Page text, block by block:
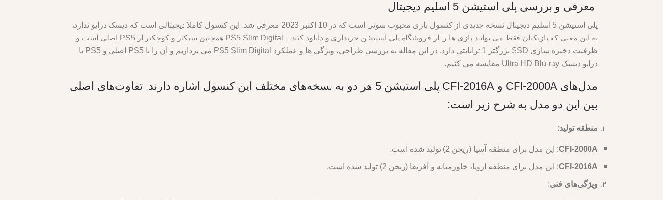
معرفی و بررسی پلی استیشن 5 اسلیم دیجیتال
پلی استیشن 5 اسلیم دیجیتال نسخه جدیدی از کنسول بازی محبوب سونی است که در 10 اکتبر 2023 معرفی شد. این کنسول کاملا دیجیتالی است که دیسک درایو ندارد،
به این معنی که بازیکنان فقط می توانند بازی ها را از فروشگاه پلی استیشن خریداری و دانلود کنند. . PS5 Slim Digital همچنین سبکتر و کوچکتر از PS5 اصلی است و
ظرفیت ذخیره سازی SSD بزرگتر 1 ترابایتی دارد. در این مقاله به بررسی طراحی، ویژگی ها و عملکرد PS5 Slim Digital می پردازیم و آن را با PS5 اصلی و PS5 با
درایو دیسک Ultra HD Blu-ray مقایسه می کنیم.
مدل‌های CFI-2000A و CFI-2016A پلی استیشن 5 هر دو به نسخه‌های مختلف این کنسول اشاره دارند. تفاوت‌های اصلی
بین این دو مدل به شرح زیر است:
منطقه تولید:
CFI-2000A: این مدل برای منطقه آسیا (ریجن 2) تولید شده است.
CFI-2016A: این مدل برای منطقه اروپا، خاورمیانه و آفریقا (ریجن 2) تولید شده است.
ویژگی‌های فنی: